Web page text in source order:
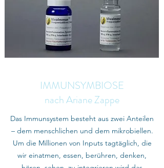
IMMUNSYMBIOSE
nach Ariane Zappe
Das Immunsystem besteht aus zwei Anteilen
– dem menschlichen und dem mikrobiellen.
Um die Millionen von Inputs tagtäglich, die
wir einatmen, essen, berühren, denken,